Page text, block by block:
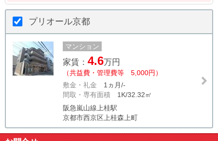
プリオール京都
マンション
家賃： 4.6万円
（共益費・管理費等 5,000円）
敷金・礼金 1ヵ月/-
間取・専有面積 1K/32.32㎡
阪急嵐山線上桂駅
京都市西京区上桂森上町